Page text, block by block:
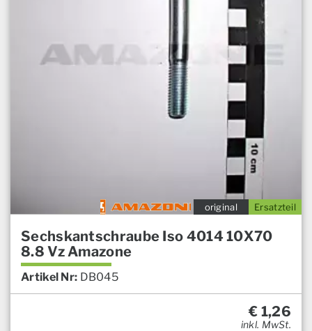
Ersatzteil
original
Sechskantschraube Iso 4014 10X70
8.8 Vz Amazone
Artikel Nr: DB045
€ 1,26
inkl. MwSt.